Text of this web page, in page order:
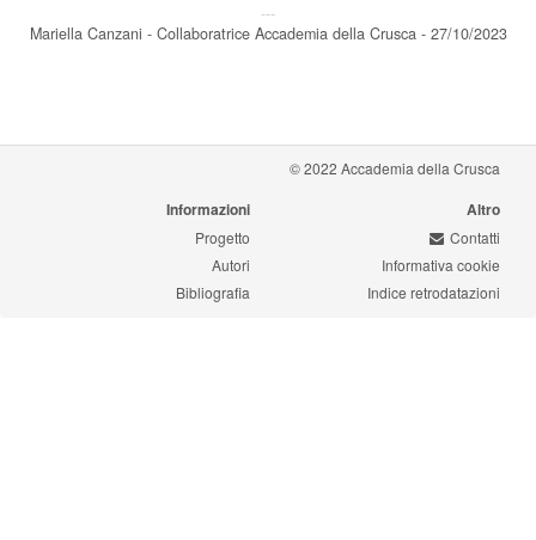
---
Mariella Canzani - Collaboratrice Accademia della Crusca - 27/10/2023
© 2022 Accademia della Crusca
Informazioni
Progetto
Autori
Bibliografia
Altro
Contatti
Informativa cookie
Indice retrodatazioni